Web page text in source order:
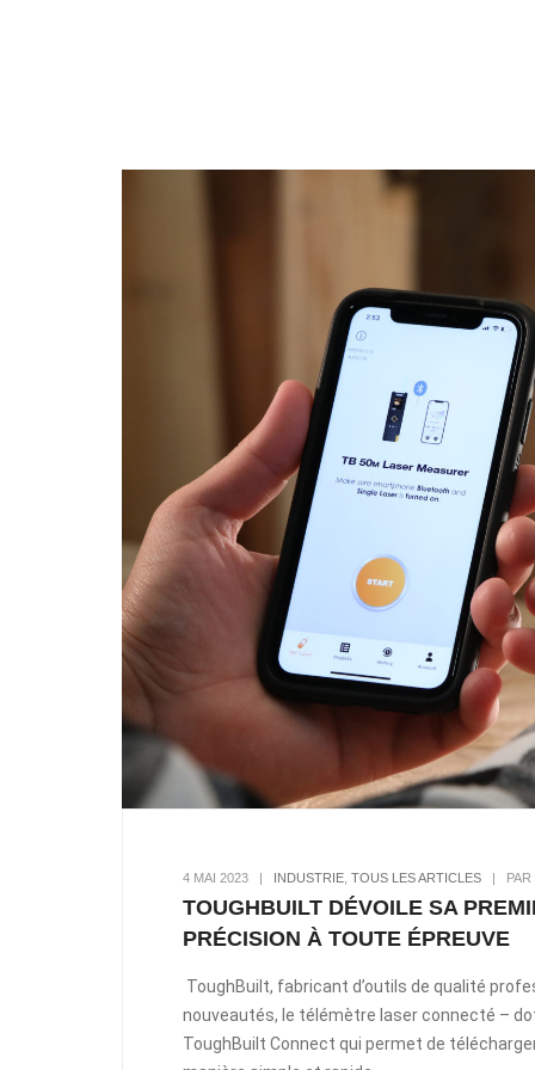
4 MAI 2023 | INDUSTRIE TOUS LES ARTICLES |
TOUGHBUILT DÉVOILE SA
PRÉCISION À TOUTE ÉPREUVE
ToughBuilt, fabricant d’outils de qualité
nouveautés, le télémètre laser connecté –
ToughBuilt Connect qui permet de